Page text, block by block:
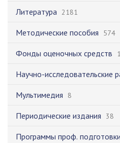
Литература 2181
Методические пособия 574
Фонды оценочных средств
Научно-исследовательские
Мультимедия 8
Периодические издания 38
Программы проф.